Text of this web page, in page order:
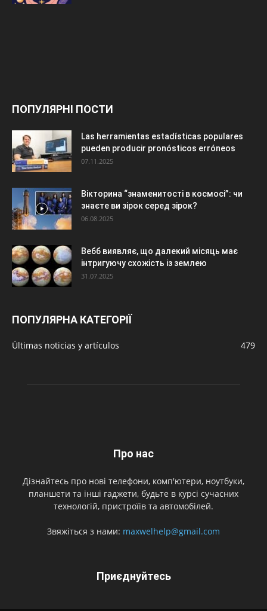
ПОПУЛЯРНІ ПОСТИ
Las herramientas estadísticas populares
pueden producir pronósticos erróneos
07.11.2025
Вікторина “знаменитості в космосі”: чи
знаєте ви зірок серед зірок?
06.08.2025
Вебб виявляє, що далекий місяць має
інтригуючу схожість із землею
31.07.2025
ПОПУЛЯРНА КАТЕГОРІЇ
Últimas noticias y artículos 479
Про нас
Дізнайтесь про нові телефони, комп'ютери, ноутбуки,
планшети та інші гаджети, будьте в курсі сучасних
технологій, пристроїів та автомобілей.
Звяжіться з нами: maxwelhelp@gmail.com
Приєднуйтесь